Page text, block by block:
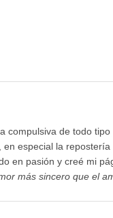
compulsiva de todo tipo
especial la repostería
en pasión y creé mi
más sincero que el